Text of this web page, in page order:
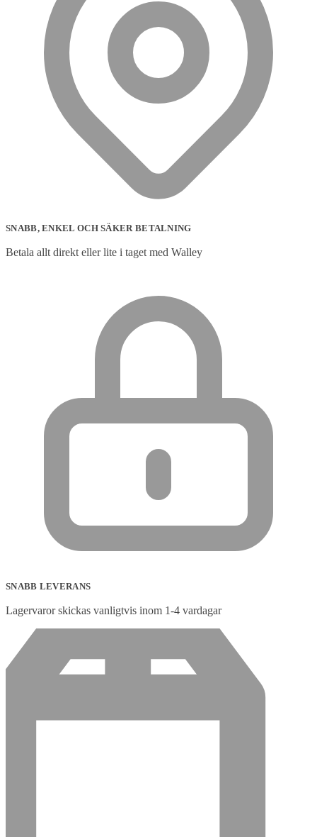
SNABB, ENKEL OCH SÄKER BETALNING
Betala allt direkt eller lite i taget med Walley
SNABB LEVERANS
Lagervaror skickas vanligtvis inom 1-4 vardagar